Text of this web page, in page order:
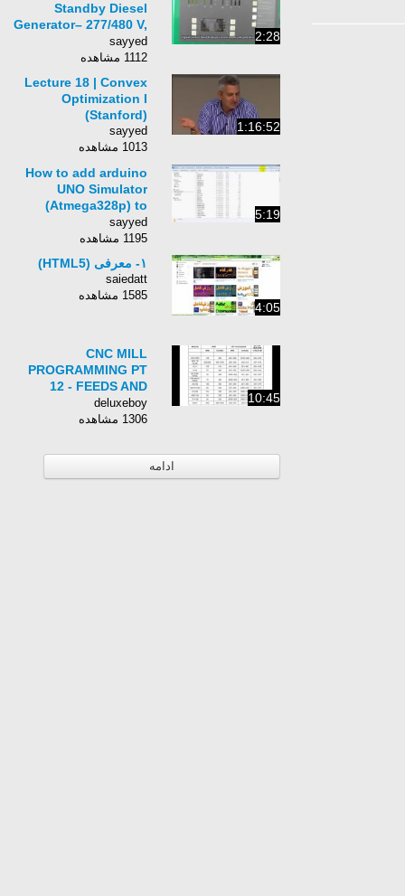
2:28
Standby Diesel
Generator– 277/480 V,
Used Genset #87139
sayyed
1112 مشاهده
1:16:52
Lecture 18 | Convex
Optimization I
(Stanford)
sayyed
1013 مشاهده
5:19
How to add arduino
UNO Simulator
(Atmega328p) to
proteus
sayyed
1195 مشاهده
4:05
saiedatt
1585 مشاهده
10:45
CNC MILL
PROGRAMMING PT
12 - FEEDS AND
SPEEDS
deluxeboy
1306 مشاهده
ادامه